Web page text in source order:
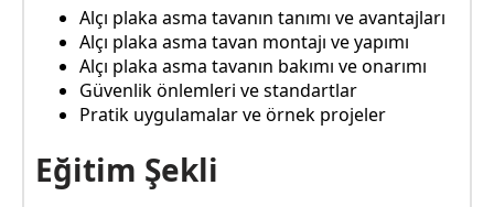
Alçı plaka asma tavanın tanımı ve avantajları
Alçı plaka asma tavan montajı ve yapımı
Alçı plaka asma tavanın bakımı ve onarımı
Güvenlik önlemleri ve standartlar
Pratik uygulamalar ve örnek projeler
Eğitim Şekli